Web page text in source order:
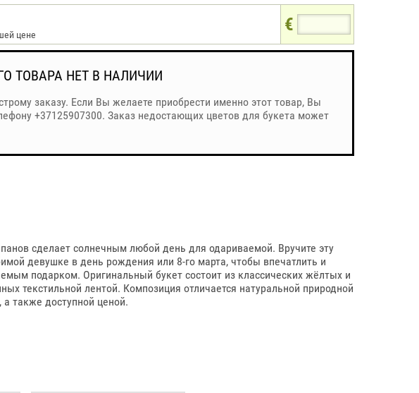
€
цене
ТОВАРА НЕТ В НАЛИЧИИ
заказу. Если Вы желаете приобрести именно этот товар, Вы
+37125907300. Заказ недостающих цветов для букета может
сделает солнечным любой день для одариваемой. Вручите эту
девушке в день рождения или 8-го марта, чтобы впечатлить и
подарком. Оригинальный букет состоит из классических жёлтых и
текстильной лентой. Композиция отличается натуральной природной
также доступной ценой.